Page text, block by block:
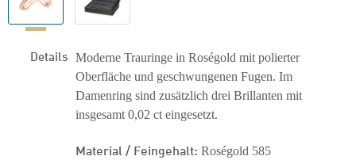
Details Moderne Trauringe in Roségold mit polierter
Oberfläche und geschwungenen Fugen. Im
Damenring sind zusätzlich drei Brillanten mit
insgesamt 0,02 ct eingesetzt.
Material / Feingehalt: Roségold 585